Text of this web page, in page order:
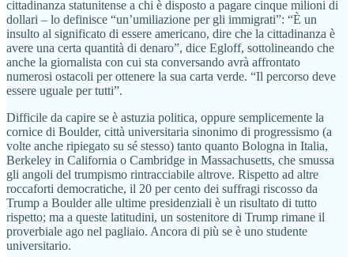
cittadinanza statunitense a chi è disposto a pagare cinque milioni di
dollari – lo definisce “un’umiliazione per gli immigrati”: “È un
insulto al significato di essere americano, dire che la cittadinanza è
avere una certa quantità di denaro”, dice Egloff, sottolineando che
anche la giornalista con cui sta conversando avrà affrontato
numerosi ostacoli per ottenere la sua carta verde. “Il percorso deve
essere uguale per tutti”.
Difficile da capire se è astuzia politica, oppure semplicemente la
cornice di Boulder, città universitaria sinonimo di progressismo (a
volte anche ripiegato su sé stesso) tanto quanto Bologna in Italia,
Berkeley in California o Cambridge in Massachusetts, che smussa
gli angoli del trumpismo rintracciabile altrove. Rispetto ad altre
roccaforti democratiche, il 20 per cento dei suffragi riscosso da
Trump a Boulder alle ultime presidenziali è un risultato di tutto
rispetto; ma a queste latitudini, un sostenitore di Trump rimane il
proverbiale ago nel pagliaio. Ancora di più se è uno studente
universitario.